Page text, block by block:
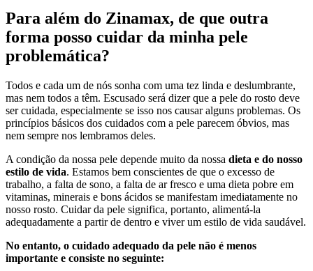
Para além do Zinamax, de que outra
forma posso cuidar da minha pele
problemática?
Todos e cada um de nós sonha com uma tez linda e deslumbrante,
mas nem todos a têm. Escusado será dizer que a pele do rosto deve
ser cuidada, especialmente se isso nos causar alguns problemas. Os
princípios básicos dos cuidados com a pele parecem óbvios, mas
nem sempre nos lembramos deles.
A condição da nossa pele depende muito da nossa dieta e do nosso
estilo de vida. Estamos bem conscientes de que o excesso de
trabalho, a falta de sono, a falta de ar fresco e uma dieta pobre em
vitaminas, minerais e bons ácidos se manifestam imediatamente no
nosso rosto. Cuidar da pele significa, portanto, alimentá-la
adequadamente a partir de dentro e viver um estilo de vida saudável.
No entanto, o cuidado adequado da pele não é menos
importante e consiste no seguinte: